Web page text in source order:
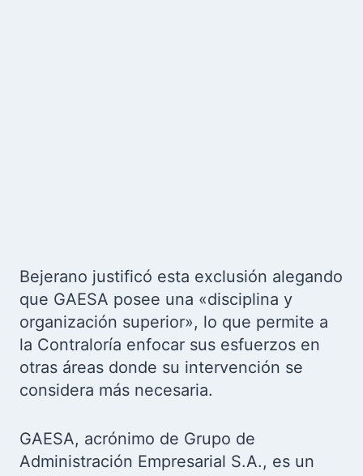
Bejerano justificó esta exclusión alegando
que GAESA posee una «disciplina y
organización superior», lo que permite a
la Contraloría enfocar sus esfuerzos en
otras áreas donde su intervención se
considera más necesaria.
GAESA, acrónimo de Grupo de
Administración Empresarial S.A., es un